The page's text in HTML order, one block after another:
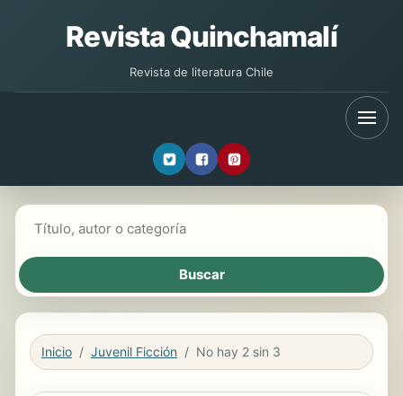
Revista Quinchamalí
Revista de literatura Chile
Inicio Juvenil Ficción No hay 2 sin 3